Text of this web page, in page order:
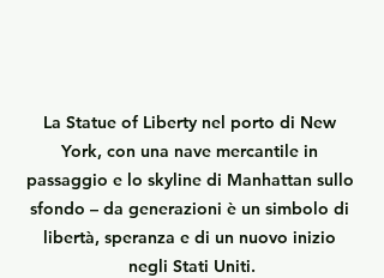
La Statue of Liberty nel porto di New
York, con una nave mercantile in
passaggio e lo skyline di Manhattan sullo
sfondo – da generazioni è un simbolo di
libertà, speranza e di un nuovo inizio
negli Stati Uniti.